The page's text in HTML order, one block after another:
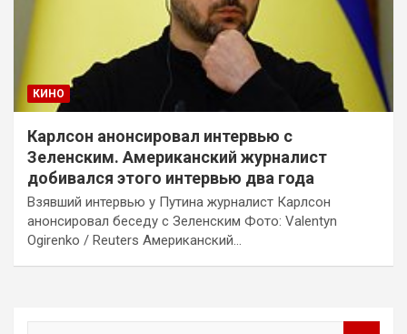
КИНО
Карлсон анонсировал интервью с
Зеленским. Американский журналист
добивался этого интервью два года
Взявший интервью у Путина журналист Карлсон
анонсировал беседу с Зеленским Фото: Valentyn
Ogirenko / Reuters Американский…